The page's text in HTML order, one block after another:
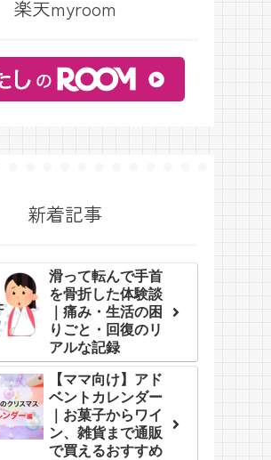
楽天myroom
新着記事
滑って転んで手首
を骨折した体験談
｜痛み・生活の困
りごと・回復のリ
アルな記録
【ママ向け】アド
ベントカレンダー
｜お菓子からワイ
ン、雑貨まで通販
で買えるおすすめ